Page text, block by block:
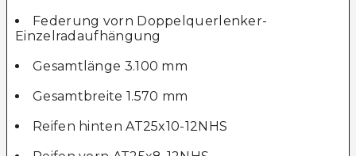
Federung vorn Doppelquerlenker-
Einzelradaufhängung
Gesamtlänge 3.100 mm
Gesamtbreite 1.570 mm
Reifen hinten AT25x10-12NHS